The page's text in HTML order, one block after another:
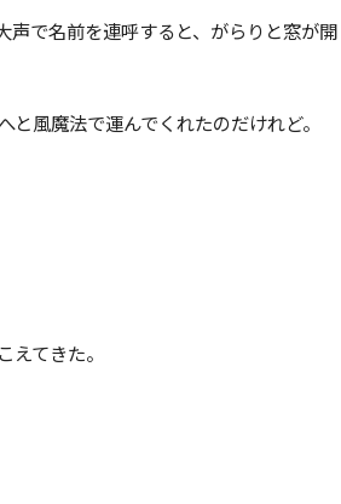
声で名前を連呼すると、がらりと窓が開
風魔法で運んでくれたのだけれど。
てきた。